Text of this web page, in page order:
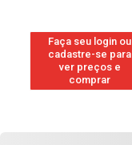
Faça seu login ou
cadastre-se para
ver preços e
comprar